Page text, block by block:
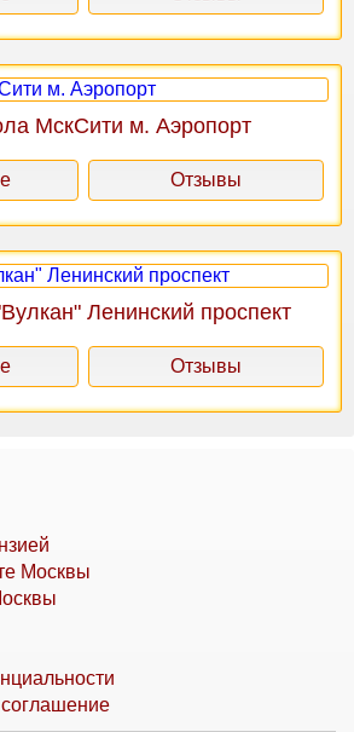
МскСити м. Аэропорт
Отзывы
Ленинский проспект
Отзывы
Москвы
соглашение